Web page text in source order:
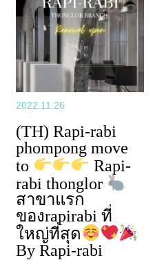
2022.11.26
(TH) Rapi-rabi
phompong move
to
Rapi-
rabi thonglor
สาขาแรก
ของrapirabi ที่
ใหญ่ที่สุด
By Rapi-rabi